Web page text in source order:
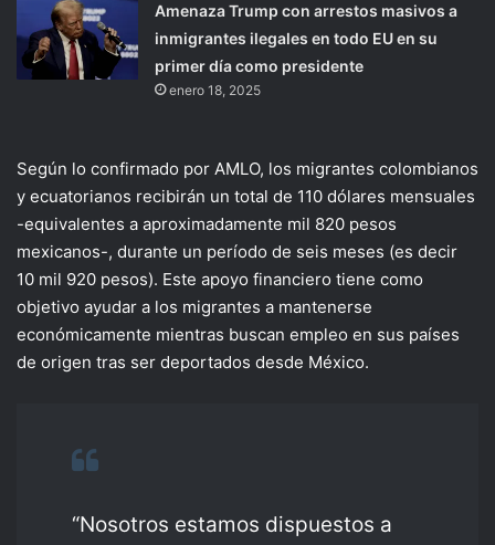
Amenaza Trump con arrestos masivos a
inmigrantes ilegales en todo EU en su
primer día como presidente
enero 18, 2025
Según lo confirmado por AMLO, los migrantes colombianos
y ecuatorianos recibirán un total de 110 dólares mensuales
-equivalentes a aproximadamente mil 820 pesos
mexicanos-, durante un período de seis meses (es decir
10 mil 920 pesos). Este apoyo financiero tiene como
objetivo ayudar a los migrantes a mantenerse
económicamente mientras buscan empleo en sus países
de origen tras ser deportados desde México.
“Nosotros estamos dispuestos a